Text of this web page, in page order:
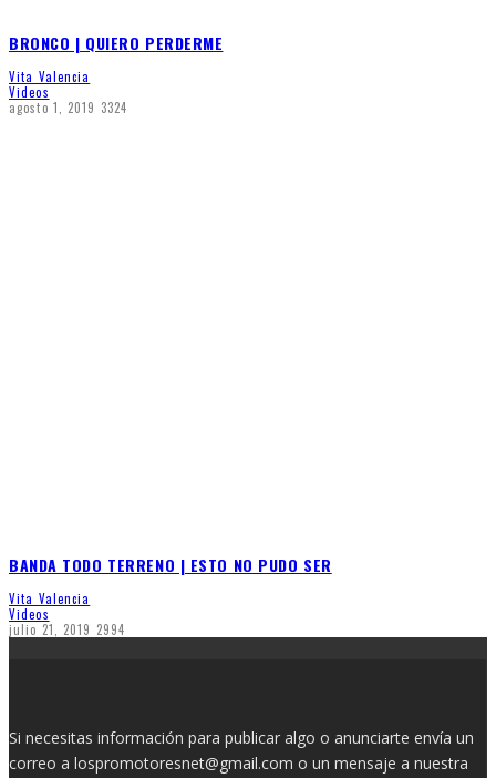
BRONCO | QUIERO PERDERME
Vita Valencia
Videos
agosto 1, 2019 3324
BANDA TODO TERRENO | ESTO NO PUDO SER
Vita Valencia
Videos
julio 21, 2019 2994
Si necesitas información para publicar algo o anunciarte envía un
correo a lospromotoresnet@gmail.com o un mensaje a nuestra